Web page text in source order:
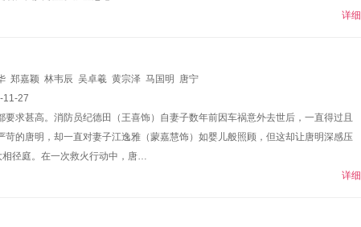
详细
郑嘉颖 林韦辰 吴卓羲 黄宗泽 马国明
唐宁
11-27
求甚高。消防员纪德田（王喜饰）自妻子数年前因车祸意外去世后，一直得过且
的唐明，却一直对妻子江逸雅（蒙嘉慧饰）如婴儿般照顾，但这却让唐明深感压
径庭。在一次救火行动中，唐…
详细